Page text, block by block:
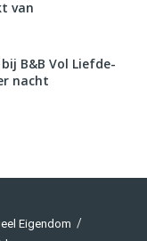
van
B&B Vol Liefde-
nacht
Eigendom